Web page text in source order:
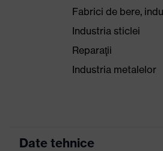
Fabrici de bere,
Industria sticlei
Reparaţii
Industria metalelor
Date tehnice